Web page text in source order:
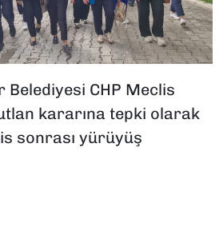
CHP Meclis
kararına tepki olarak
sonrası yürüyüş